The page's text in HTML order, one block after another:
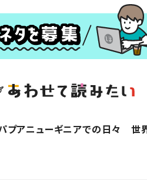
パプアニューギニアでの日々